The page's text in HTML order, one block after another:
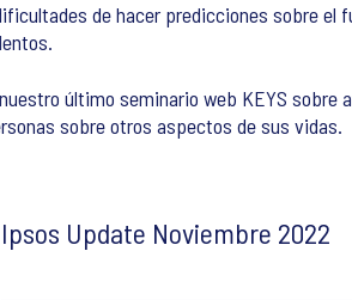
de hacer predicciones sobre
último seminario web KEYS sobre
sobre otros aspectos de sus vidas.
Ipsos Update Noviembre 2022